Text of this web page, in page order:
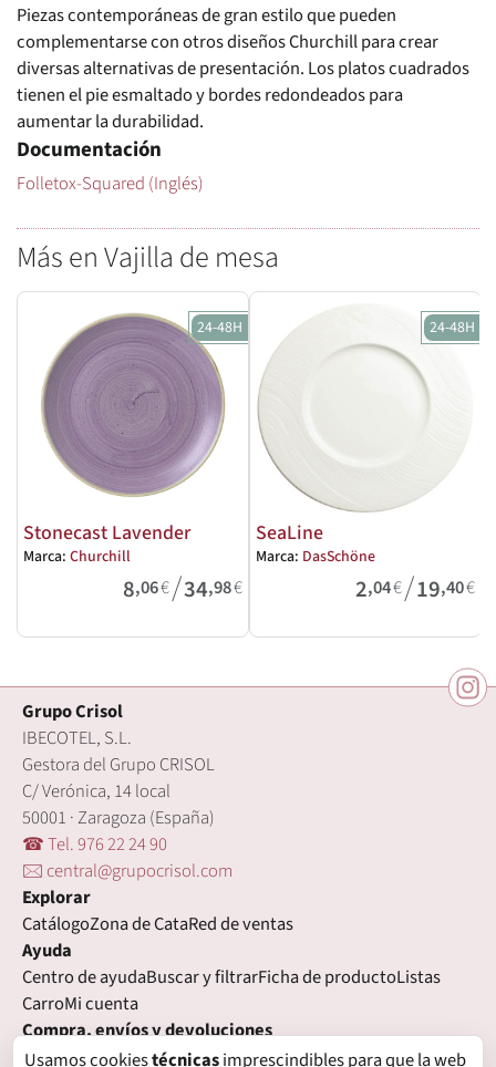
Piezas contemporáneas de gran estilo que pueden
complementarse con otros diseños Churchill para crear
diversas alternativas de presentación. Los platos cuadrados
tienen el pie esmaltado y bordes redondeados para
aumentar la durabilidad.
Documentación
Folletox-Squared (Inglés)
Más en Vajilla de mesa
24-48H
Stonecast Lavender
Marca: Churchill
8,06€/34,98€
24-48H
SeaLine
Marca: DasSchöne
2,04€/19,40€
Grupo Crisol
IBECOTEL, S.L.
Gestora del Grupo CRISOL
C/ Verónica, 14 local
50001 · Zaragoza (España)
☎ Tel. 976 22 24 90
🖂 central@grupocrisol.com
Explorar
CatálogoZona de CataRed de ventas
Ayuda
Centro de ayudaBuscar y filtrarFicha de productoListas
CarroMi cuenta
Compra, envíos y devoluciones
Condiciones de compraFormas de pagoGastos de envío
Usamos cookiestécnicasimprescindibles para que la web